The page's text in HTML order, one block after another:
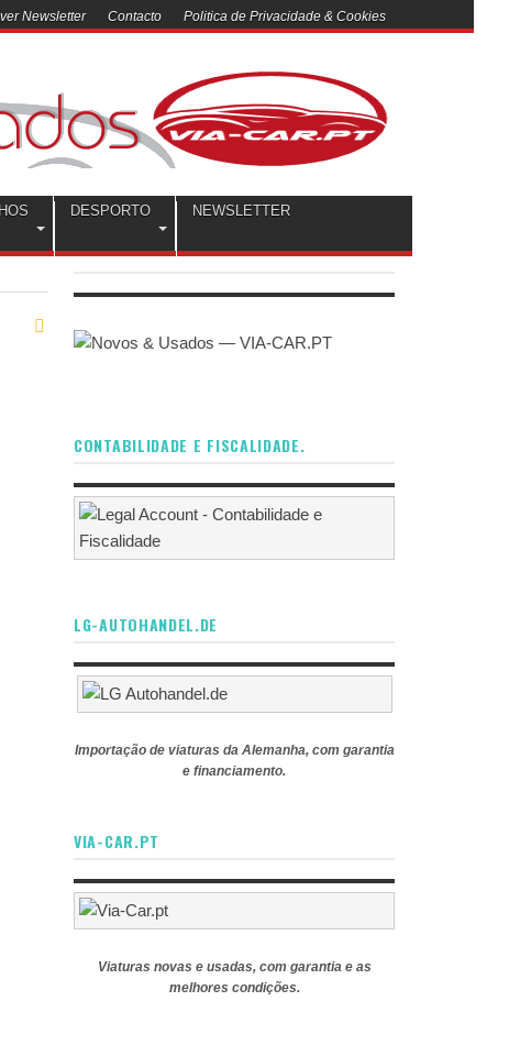
Newsletter Contacto Politica de Privacidade & Cookies
DESPORTO NEWSLETTER
CONTABILIDADE E FISCALIDADE.
LG-AUTOHANDEL.DE
Importação de viaturas da Alemanha, com garantia
e financiamento.
VIA-CAR.PT
Viaturas novas e usadas, com garantia e as
melhores condições.